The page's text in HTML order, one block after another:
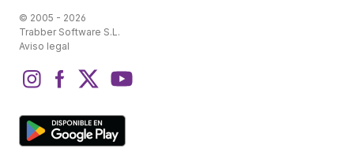
© 2005 - 2026
Trabber Software S.L.
Aviso legal